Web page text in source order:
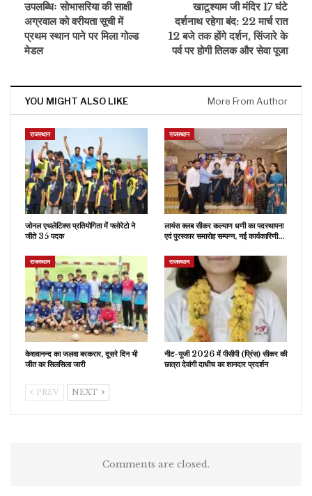
उपलब्धिः सोभासरिया की साक्षी
अग्रवाल को वरीयता सूची में
प्रथम स्थान पाने पर मिला गोल्ड
मेडल
खाटूश्याम जी मंदिर 17 घंटे
दर्शनाथ रहेगा बंद: 22 मार्च रात
12 बजे तक होंगे दर्शन, सिंजारे के
पर्व पर होगी तिलक और सेवा पूजा
YOU MIGHT ALSO LIKE More From Author
राजस्थान
जोनल एथलेटिक्स प्रतियोगिता में फ्लोरेटो ने
जीते 35 पदक
राजस्थान
लायंस क्लब सीकर कल्याण धणी का पदस्थापना
एवं पुरस्कार समारोह सम्पन्न, नई कार्यकारिणी…
राजस्थान
केशवानन्द का जलवा बरकरार, दूसरे दिन भी
जीत का सिलसिला जारी
राजस्थान
नीट-यूजी 2026 में पीसीपी (प्रिंस) सीकर की
छात्रा देवांगी दाधीच का शानदार प्रदर्शन
PREV NEXT
Comments are closed.